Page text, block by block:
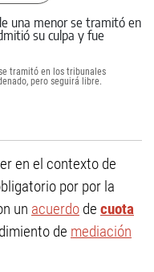
tramitó en los tribunales
pero seguirá libre.
en el contexto de
por por la
un acuerdo de cuota
de mediación